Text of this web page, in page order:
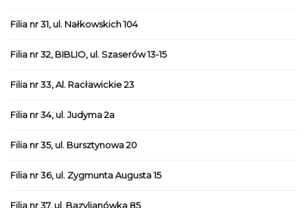
Filia nr 31, ul. Nałkowskich 104
Filia nr 32, BIBLIO, ul. Szaserów 13-15
Filia nr 33, Al. Racławickie 23
Filia nr 34, ul. Judyma 2a
Filia nr 35, ul. Bursztynowa 20
Filia nr 36, ul. Zygmunta Augusta 15
Filia nr 37, ul. Bazylianówka 85